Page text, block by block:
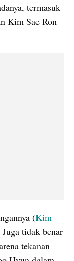
termasuk
Kim Sae Ron
(Kim
tidak benar
tekanan